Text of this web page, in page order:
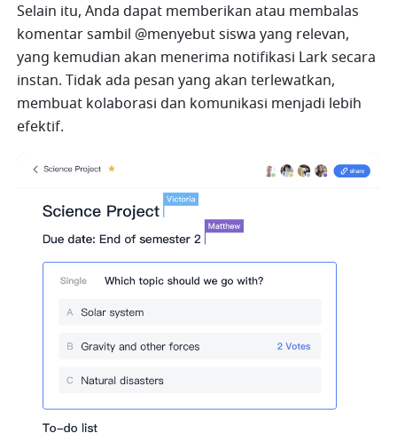
Selain itu, Anda dapat memberikan atau membalas
komentar sambil @menyebut siswa yang relevan,
yang kemudian akan menerima notifikasi Lark secara
instan. Tidak ada pesan yang akan terlewatkan,
membuat kolaborasi dan komunikasi menjadi lebih
efektif.